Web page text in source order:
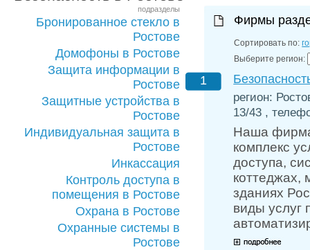
подразделы
Бронированное стекло в
Ростове
Домофоны в Ростове
Защита информации в
Ростове
Защитные устройства в
Ростове
Индивидуальная защита в
Ростове
Инкассация
Контроль доступа в
помещения в Ростове
Охрана в Ростове
Охранные системы в
Ростове
Фирмы
Сортировать по:
Выберите регион:
1
регион:
13/43 ,
Наша
комплекс
доступа,
коттеджах,
зданиях
виды услуг